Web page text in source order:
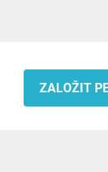
ZALOŽIT